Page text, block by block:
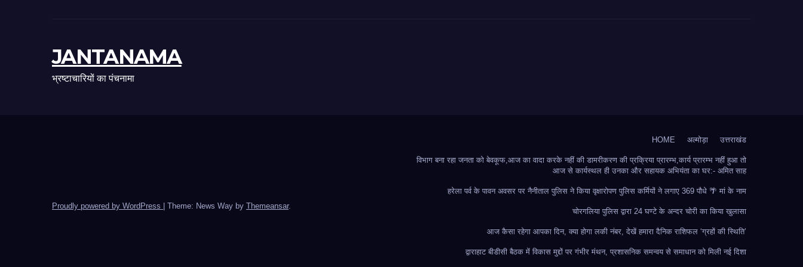
JANTANAMA
भ्रष्टाचारियों का पंचनामा
Proudly powered by WordPress Theme: News Way by Themeansar.
HOME अल्मोड़ा उत्तराखंड
विभाग बना रहा जनता को बेवकूफ,आज का वादा करके नहीं की डामरीकरण की प्रक्रिया प्रारम्भ,कार्य प्रारम्भ नहीं हुआ तो
आज से कार्यस्थल ही उनका और सहायक अभियंता का घर:- अमित साह
हरेला पर्व के पावन अवसर पर नैनीताल पुलिस ने किया वृक्षारोपण पुलिस कर्मियों ने लगाए 369 पौधे 🌴 मां के नाम
चोरगलिया पुलिस द्वारा 24 घण्टे के अन्दर चोरी का किया खुलासा
आज कैसा रहेगा आपका दिन, क्या होगा लकी नंबर, देखें हमारा दैनिक राशिफल ‘ग्रहों की स्थिति’
द्वाराहाट बीडीसी बैठक में विकास मुद्दों पर गंभीर मंथन, प्रशासनिक समन्वय से समाधान को मिली नई दिशा